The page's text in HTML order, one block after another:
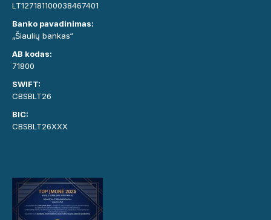
LT127181100038467401
Banko pavadinimas:
„Šiaulių bankas“
AB kodas:
71800
SWIFT:
CBSBLT26
BIC:
CBSBLT26XXX